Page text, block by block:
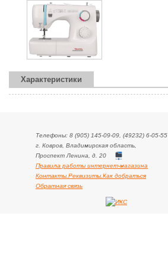
Характеристики
Телефоны: 8 (905) 145-09-09, (49232) 6-05-55
г. Ковров, Владимирская область,
Проспект Ленина, д. 20
Правила работы интернет-магазина
Контакты.Реквизиты.Как добраться
Обратная связь